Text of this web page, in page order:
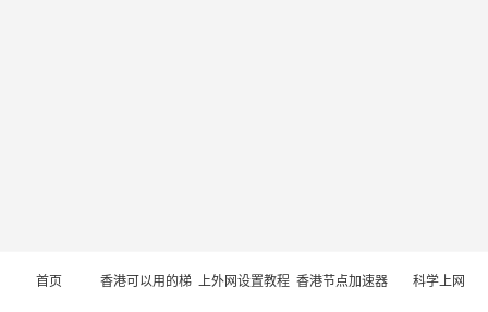
首页 香港可以用的梯 上外网设置教程 香港节点加速器 科学上网